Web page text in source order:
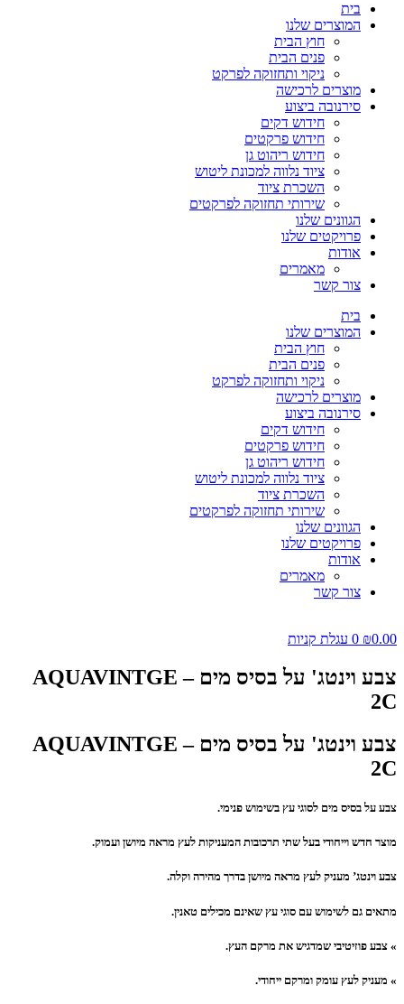
בית
המוצרים שלנו
חוץ הבית
פנים הבית
ניקוי ותחזוקה לפרקט
מוצרים לרכישה
סירנובה ביצוע
חידוש דקים
חידוש פרקטים
חידוש ריהוט גן
ציוד נלווה למכונת ליטוש
השכרת ציוד
שירותי תחזוקה לפרקטים
הגוונים שלנו
פרויקטים שלנו
אודות
מאמרים
צור קשר
בית
המוצרים שלנו
חוץ הבית
פנים הבית
ניקוי ותחזוקה לפרקט
מוצרים לרכישה
סירנובה ביצוע
חידוש דקים
חידוש פרקטים
חידוש ריהוט גן
ציוד נלווה למכונת ליטוש
השכרת ציוד
שירותי תחזוקה לפרקטים
הגוונים שלנו
פרויקטים שלנו
אודות
מאמרים
צור קשר
₪0.00
0 עגלת קניות
צבע וינטג' על בסיס מים – AQUAVINTGE
2C
צבע וינטג' על בסיס מים – AQUAVINTGE
2C
צבע על בסיס מים לסוגי עץ בשימוש פנימי.
מוצר חדש וייחודי בעל שתי תרכובות המעניקות לעץ מראה מיושן ועמוק.
צבע וינטג’ מעניק לעץ מראה מיושן בדרך מהירה וקלה.
מתאים גם לשימוש עם סוגי עץ שאינם מכילים טאנין.
» צבע פוזיטיבי שמדגיש את מרקם העץ.
» מעניק לעץ עומק ומרקם ייחודי.